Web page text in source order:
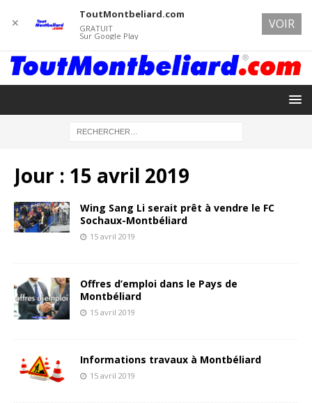
Jour : 15 avril 2019
Wing Sang Li serait prêt à vendre le FC
Sochaux-Montbéliard
15 avril 2019
Offres d’emploi dans le Pays de
Montbéliard
15 avril 2019
Informations travaux à Montbéliard
15 avril 2019
✕
ToutMontbeliard.com
GRATUIT
Sur Google Play
VOIR